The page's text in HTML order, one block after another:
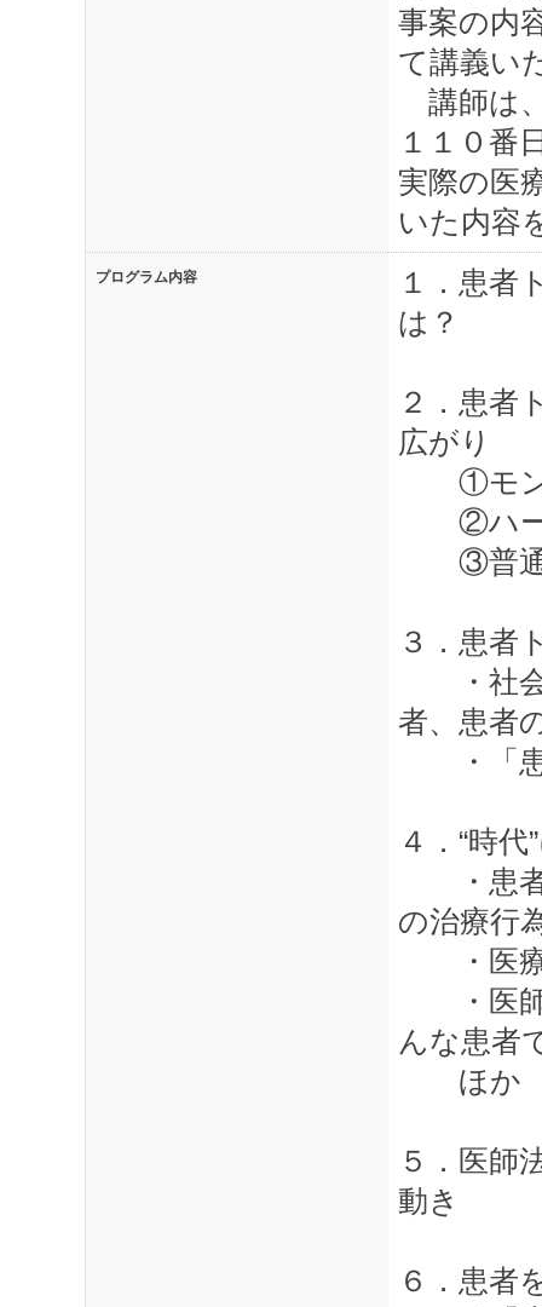
事案の内
て講義い
講師は
１１０番
実際の医
いた内容
プログラム内容
１．患者
は？
２．患者
広がり
①モン
②ハー
③普通
３．患者
・社会
者、患者
・「患
４．“時
・患者
の治療行
・医療
・医師
んな患者
ほか
５．医師
動き
６．患者